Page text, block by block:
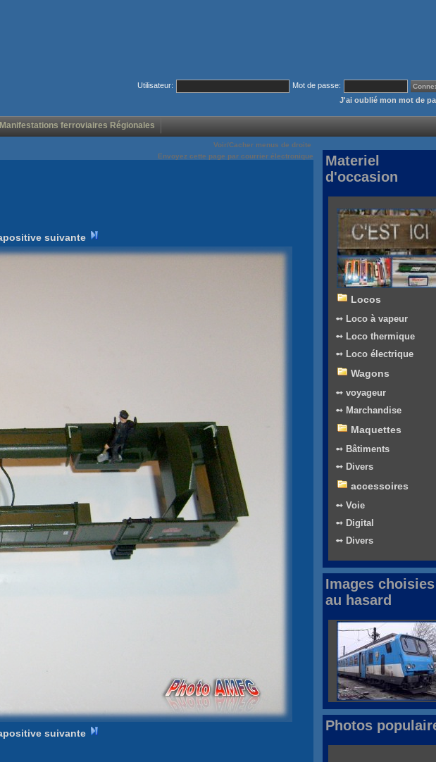
Utilisateur:
Mot de passe:
J'ai oublié mon mot de
Manifestations ferroviaires Régionales
Voir/Cacher menus de droite
Envoyez cette page par courrier électronique
Materiel
d'occasion
Locos
➻ Loco à vapeur
➻ Loco thermique
➻ Loco électrique
Wagons
➻ voyageur
➻ Marchandise
Maquettes
➻ Bâtiments
➻ Divers
accessoires
➻ Voie
➻ Digital
➻ Divers
Images choisies
au hasard
Photos